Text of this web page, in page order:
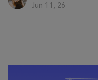
Jun 11, 26